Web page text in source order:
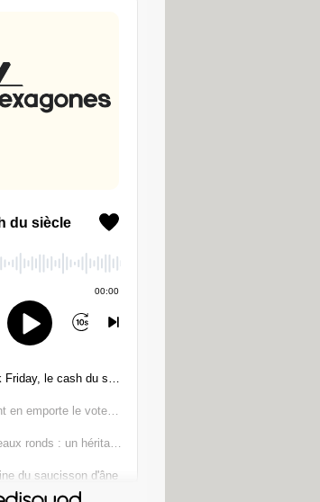
dans une
avant leur arrivée
dépassant
des voyageurs.
choisir un
leur première
dans une
sélectionner elle-
dans le
représenter
six villes hôtes du
Foudy, ou encore
le prix !